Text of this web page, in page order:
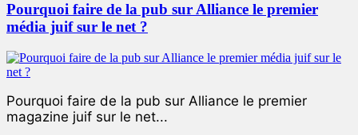
Pourquoi faire de la pub sur Alliance le premier
média juif sur le net ?
Pourquoi faire de la pub sur Alliance le premier
magazine juif sur le net...